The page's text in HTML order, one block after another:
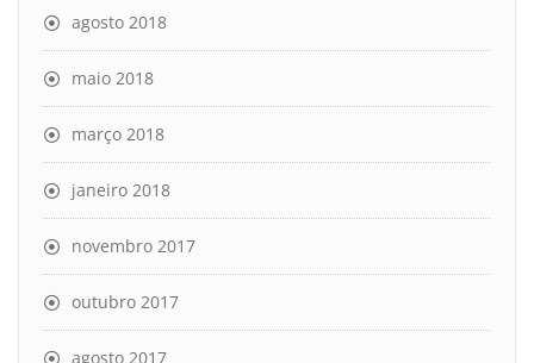
agosto 2018
maio 2018
março 2018
janeiro 2018
novembro 2017
outubro 2017
agosto 2017